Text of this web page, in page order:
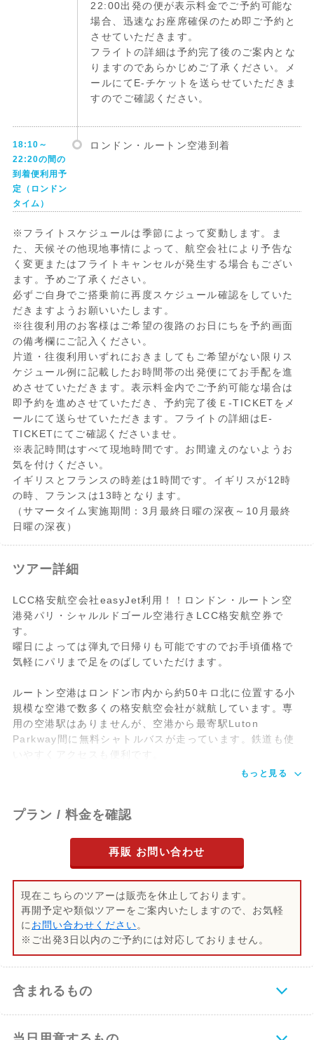
22:00出発の便が表示料金でご予約可能な
場合、迅速なお座席確保のため即ご予約と
させていただきます。
フライトの詳細は予約完了後のご案内とな
りますのであらかじめご了承ください。メ
ールにてE-チケットを送らせていただきま
すのでご確認ください。
18:10～
22:20の間の
到着便利用予
定（ロンドン
タイム）
ロンドン・ルートン空港到着
※フライトスケジュールは季節によって変動します。ま
た、天候その他現地事情によって、航空会社により予告な
く変更またはフライトキャンセルが発生する場合もござい
ます。予めご了承ください。
必ずご自身でご搭乗前に再度スケジュール確認をしていた
だきますようお願いいたします。
※往復利用のお客様はご希望の復路のお日にちを予約画面
の備考欄にご記入ください。
片道・往復利用いずれにおきましてもご希望がない限りス
ケジュール例に記載したお時間帯の出発便にてお手配を進
めさせていただきます。表示料金内でご予約可能な場合は
即予約を進めさせていただき、予約完了後Ｅ-TICKETをメ
ールにて送らせていただきます。フライトの詳細はE-
TICKETにてご確認くださいませ。
※表記時間はすべて現地時間です。お間違えのないようお
気を付けください。
イギリスとフランスの時差は1時間です。イギリスが12時
の時、フランスは13時となります。
（サマータイム実施期間：3月最終日曜の深夜～10月最終
日曜の深夜）
ツアー詳細
LCC格安航空会社easyJet利用！！ロンドン・ルートン空
港発パリ・シャルルドゴール空港行きLCC格安航空券で
す。
曜日によっては弾丸で日帰りも可能ですのでお手頃価格で
気軽にパリまで足をのばしていただけます。
ルートン空港はロンドン市内から約50キロ北に位置する小
規模な空港で数多くの格安航空会社が就航しています。専
用の空港駅はありませんが、空港から最寄駅Luton
Parkway間に無料シャトルバスが走っています。鉄道も使
いやすくアクセスも便利です。
もっと見る
プラン / 料金を確認
再販 お問い合わせ
現在こちらのツアーは販売を休止しております。
再開予定や類似ツアーをご案内いたしますので、お気軽
に お問い合わせください。
※ご出発3日以内のご予約には対応しておりません。
含まれるもの